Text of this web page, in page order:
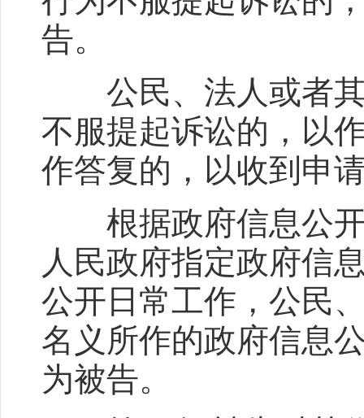
告。
公民、法人或者其
不服提起诉讼的，以
作答复的，以收到申
根据政府信息公开
人民政府指定政府信
公开日常工作，公民
名义所作的政府信息
为被告。